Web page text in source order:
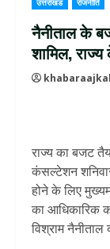
नैनीताल के
शामिल,
khabaraajkal
राज्य का बजट
कंसल्टेशन
होने के लिए
का आधिकारिक
विश्राम